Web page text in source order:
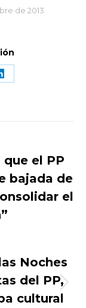
de 2013
que el PP
bajada de
el
Noches
del PP,
cultural